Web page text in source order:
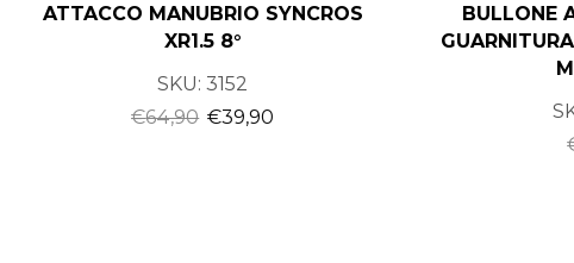
ATTACCO MANUBRIO SYNCROS
XR1.5 8°
SKU:3152
€64,90 €39,90
BULLONE